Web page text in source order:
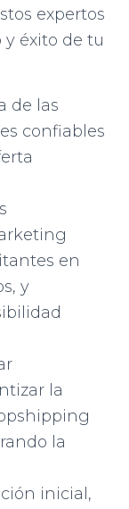
expertos
éxito de tu
de las
confiables
en
y
la
la
inicial,